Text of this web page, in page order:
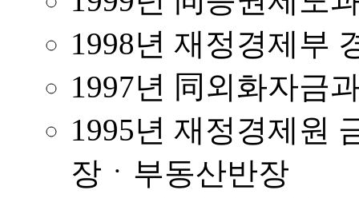
1998년 재정경제부
1997년 同외화자금
1995년 재정경제원
장ㆍ부동산반장